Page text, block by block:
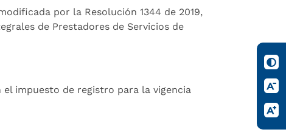
por la Resolución 1344 de 2019,
de Prestadores de Servicios de
impuesto de registro para la vigencia